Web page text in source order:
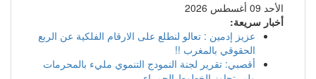
الأحد 09 أغسطس 2026
أخبار سريعة:
عزيز إدمين : تعالو لنطلع على الارقام الفلكية عن الربع
الحقوقي بالمغرب !!
أقصبي: تقرير لجنة النمودج التنموي مليء بالمحرمات